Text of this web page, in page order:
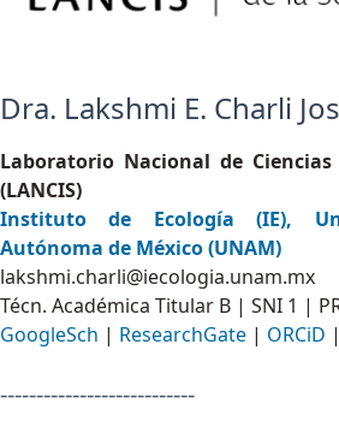
Dra. Lakshmi E. Charli
Laboratorio Nacional de
(LANCIS)
Instituto de Ecología (IE),
Autónoma de México (UNAM)
lakshmi.charli@iecologia.unam.mx
Técn. Académica Titular B | SNI 1 |
GoogleSch | ResearchGate | ORCiD |
---------------------------